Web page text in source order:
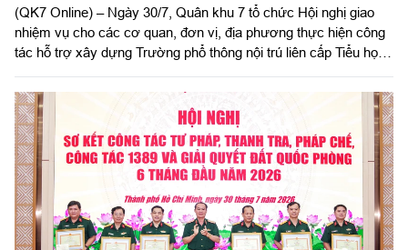
Trực
(QK7 Online) – Ngày 30/7, Quân khu 7 tổ chức Hội nghị giao
nhiệm vụ cho các cơ quan, đơn vị, địa phương thực hiện công
tác hỗ trợ xây dựng Trường phổ thông nội trú liên cấp Tiểu học
Lê Xuân Bình, Phó Tư lệnh, Tham mưu trưởng Quân khu chủ
trì hội nghị.